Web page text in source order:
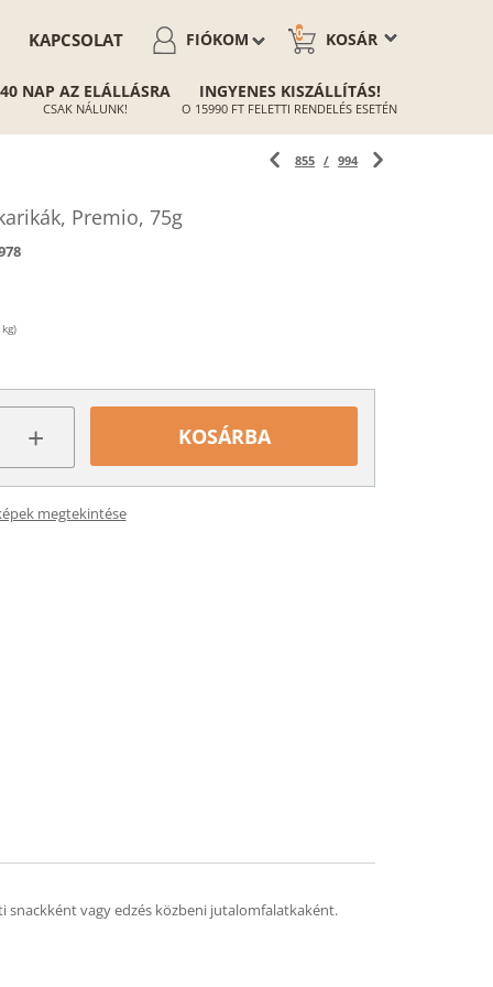
KOSÁR
0
FIÓKOM
KAPCSOLAT
40 NAP AZ ELÁLLÁSRA
CSAK NÁLUNK!
INGYENES KISZÁLLÍTÁS!
O 15990 FT FELETTI RENDELÉS ESETÉN
855 / 994
Premio, 75g
+ KOSÁRBA
megtekintése
snackként vagy edzés közbeni jutalomfalatkaként.